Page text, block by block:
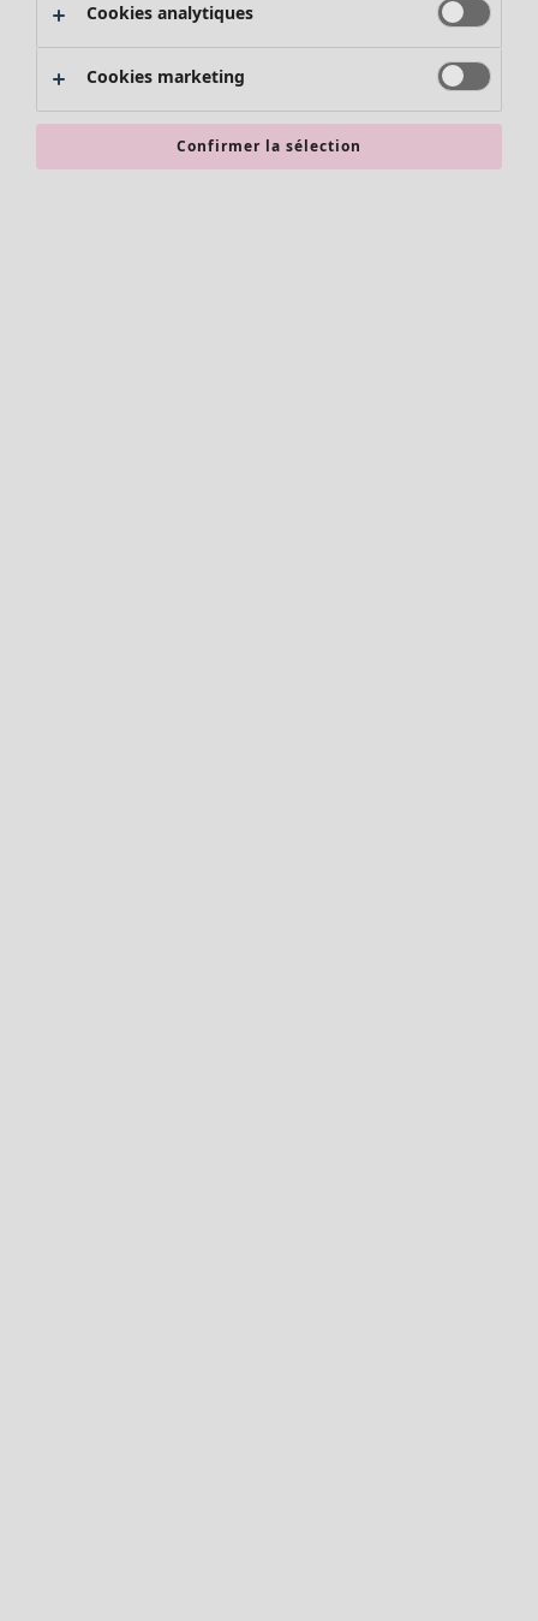
Promos SOLDES
Les promos de Gudrun Sjödén
Nouvel arrivage
Bonnes affaires en soldes - jusqu'à -70
Cookies analytiques
Cookies marketing
Confirmer la sélection